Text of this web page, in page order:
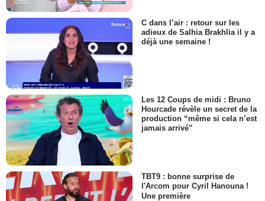
C dans l’air : retour sur les
adieux de Salhia Brakhlia il y a
déjà une semaine !
Les 12 Coups de midi : Bruno
Hourcade révèle un secret de la
production “même si cela n’est
jamais arrivé”
TBT9 : bonne surprise de
l'Arcom pour Cyril Hanouna !
Une première